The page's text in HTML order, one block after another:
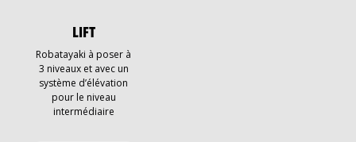
LIFT
Robatayaki à poser à
3 niveaux et avec un
système d’élévation
pour le niveau
intermédiaire